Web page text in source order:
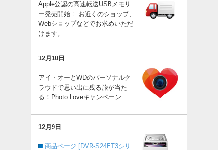
Apple公認の高速転送USBメモリ
ー発売開始！ お近くのショップ、
Webショップなどでお求めいただ
けます。
12月10日
アイ・オーとWDのパーソナルク
ラウドで思い出に残る旅が当た
る！Photo Loveキャンペーン
12月9日
商品ページ [DVR-S24ET3シリ